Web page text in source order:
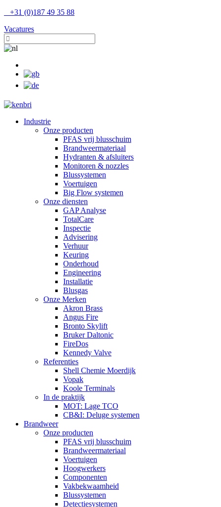
+31 (0)187 49 35 88
Vacatures
Industrie
Onze producten
PFAS vrij blusschuim
Brandweermateriaal
Hydranten & afsluiters
Monitoren & nozzles
Blussystemen
Voertuigen
Big Flow systemen
Onze diensten
GAP Analyse
TotalCare
Inspectie
Advisering
Verhuur
Keuring
Onderhoud
Engineering
Installatie
Blusgas
Onze Merken
Akron Brass
Angus Fire
Bronto Skylift
Bruker Daltonic
FireDos
Kennedy Valve
Referenties
Shell Chemie Moerdijk
Vopak
Koole Terminals
In de praktijk
MOT: Lage TCO
CB&I: Deluge systemen
Brandweer
Onze producten
PFAS vrij blusschuim
Brandweermateriaal
Voertuigen
Hoogwerkers
Componenten
Vakbekwaamheid
Blussystemen
Detectiesystemen